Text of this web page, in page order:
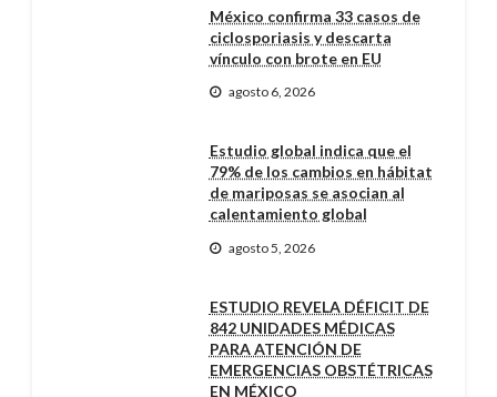
México confirma 33 casos de
ciclosporiasis y descarta
vínculo con brote en EU
agosto 6, 2026
Estudio global indica que el
79% de los cambios en hábitat
de mariposas se asocian al
calentamiento global
agosto 5, 2026
ESTUDIO REVELA DÉFICIT DE
842 UNIDADES MÉDICAS
PARA ATENCIÓN DE
EMERGENCIAS OBSTÉTRICAS
EN MÉXICO